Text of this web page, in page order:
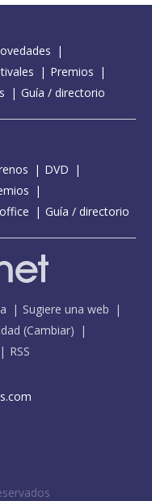
Premios
Guía / directorio
DVD
Guía / directorio
Sugiere una web
(Cambiar)
RSS